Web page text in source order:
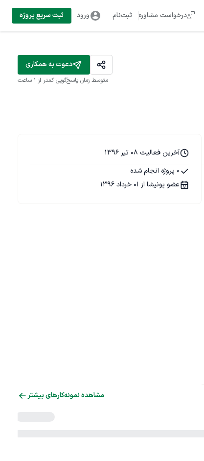
درخواست مشاوره ثبت‌نام ورود ثبت سریع پروژه
دعوت به همکاری
متوسط زمان پاسخ‌گویی کمتر از 1 ساعت
آخرین فعالیت 08 تیر 1396
0 پروژه انجام شده
عضو پونیشا از 01 خرداد 1396
مشاهده نمونه‌کارهای بیشتر